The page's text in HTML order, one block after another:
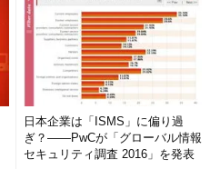
日本企業は「ISMS」に偏り過
ぎ？――PwCが「グローバル情報
セキュリティ調査 2016」を発表